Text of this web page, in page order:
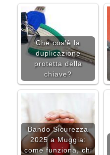
Che cos'è la
duplicazione
protetta della
chiave?
Bando Sicurezza
2025 a Muggia:
come funziona, chi